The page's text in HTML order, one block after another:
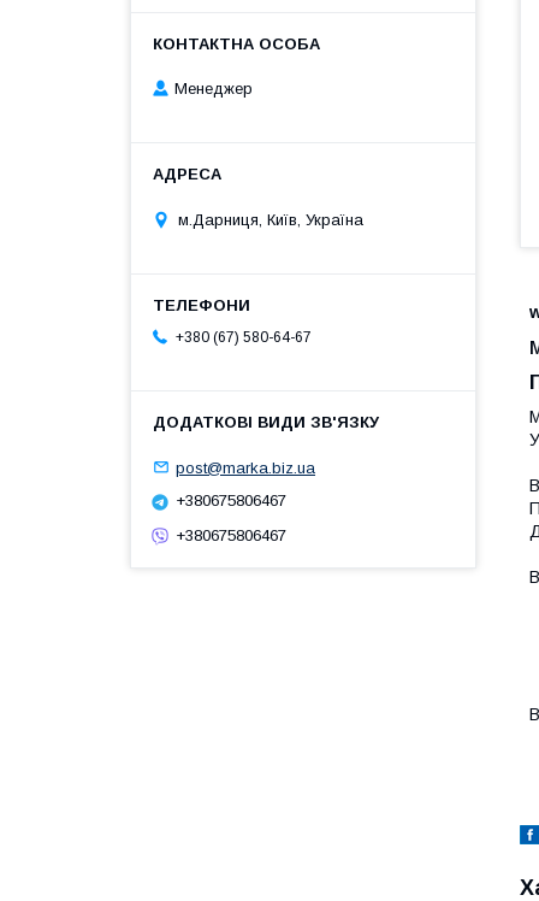
Менеджер
м.Дарниця, Київ, Україна
+380 (67) 580-64-67
post@marka.biz.ua
+380675806467
+380675806467